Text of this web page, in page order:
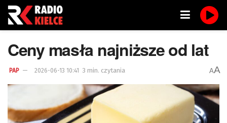
Ceny masła najniższe od lat
PAP 2026-06-13 10:41 3 min. czytania AA